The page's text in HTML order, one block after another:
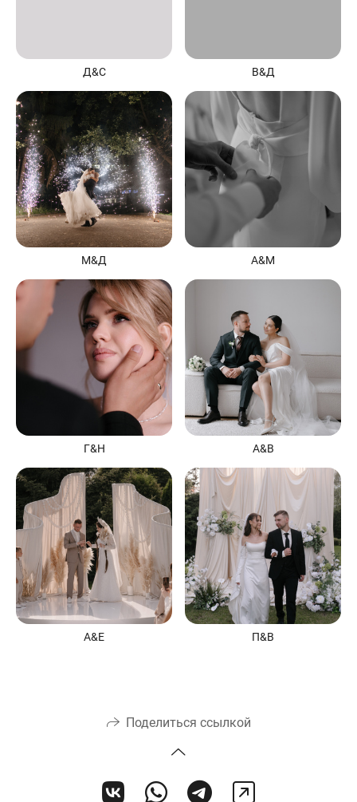
Д&С В&Д
М&Д А&М
Г&Н А&В
А&Е П&В
Поделиться ссылкой